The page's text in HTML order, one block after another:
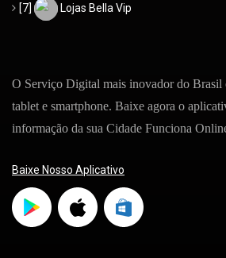
[7] Lojas Bella Vip
O Serviço Digital mais inovador do Brasil
tablet e smartphone. Baixe agora o
informação da sua Cidade Funciona
Baixe Nosso Aplicativo